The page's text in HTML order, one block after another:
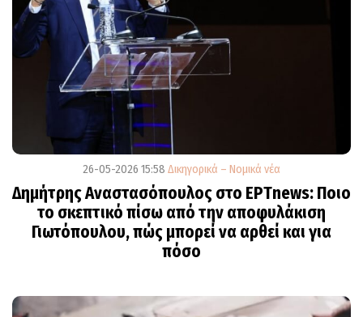
26-05-2026 15:58 Δικηγορικά – Νομικά νέα
Δημήτρης Αναστασόπουλος στο ΕΡΤnews: Ποιο
το σκεπτικό πίσω από την αποφυλάκιση
Γιωτόπουλου, πώς μπορεί να αρθεί και για
πόσο